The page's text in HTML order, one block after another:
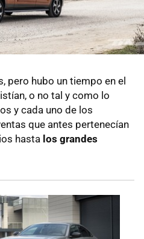
pero hubo un tiempo en el
o no tal y como lo
y cada uno de los
que antes pertenecían
hasta los grandes